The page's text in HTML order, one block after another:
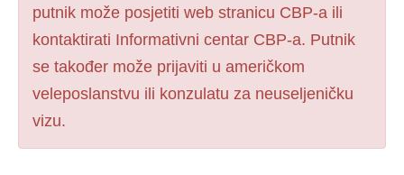
putnik može posjetiti web stranicu CBP-a ili
kontaktirati Informativni centar CBP-a. Putnik
se također može prijaviti u američkom
veleposlanstvu ili konzulatu za neuseljeničku
vizu.